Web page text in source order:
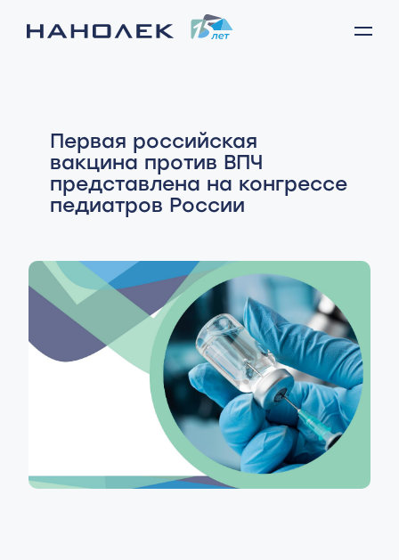
Первая российская
вакцина против ВПЧ
представлена на конгрессе
педиатров России